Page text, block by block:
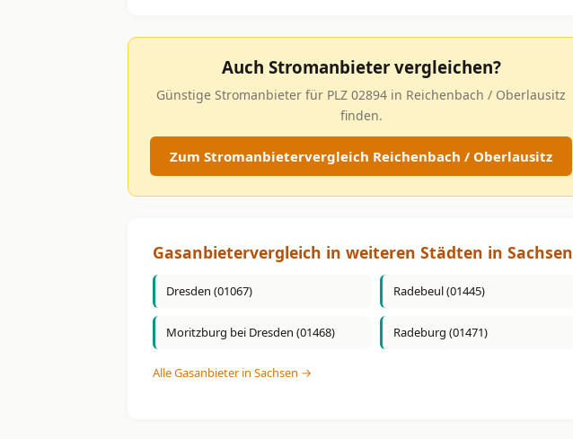
Auch Stromanbieter vergleichen?
Günstige Stromanbieter für PLZ 02894 in Reichenbach / Oberlausitz
finden.
Zum Stromanbietervergleich Reichenbach / Oberlausitz
Gasanbietervergleich in weiteren Städten in Sachsen
Dresden (01067) Radebeul (01445)
Moritzburg bei Dresden (01468) Radeburg (01471)
Alle Gasanbieter in Sachsen →